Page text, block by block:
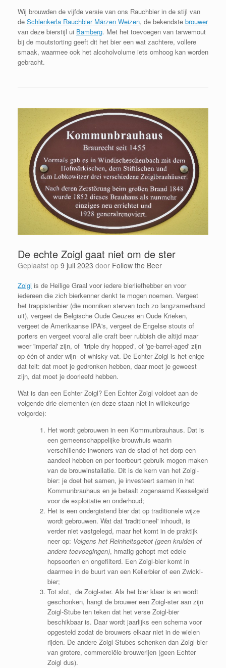
Wij brouwden de vijfde versie van ons Rauchbier in de stijl van
de Schlenkerla Rauchbier Märzen Weizen, de bekendste brouwer
van deze bierstijl ui Bamberg. Met het toevoegen van tarwemout
bij de moutstorting geeft dit het bier een wat zachtere, vollere
smaak, waarmee ook het alcoholvolume iets omhoog kan worden
gebracht.
De echte Zoigl gaat niet om de ster
Geplaatst op 9 juli 2023 door Follow the Beer
Zoigl is de Heilige Graal voor iedere bierliefhebber en voor
iedereen die zich bierkenner denkt te mogen noemen. Vergeet
het trappistenbier (die monniken sterven toch zo langzamerhand
uit), vergeet de Belgische Oude Geuzes en Oude Krieken,
vergeet de Amerikaanse IPA's, vergeet de Engelse stouts of
porters en vergeet vooral alle craft beer rubbish die altijd maar
weer 'imperial' zijn, of 'triple dry hopped', of 'ge-barrel-aged' zijn
op één of ander wijn- of whisky-vat. De Echter Zoigl is het enige
dat telt: dat moet je gedronken hebben, daar moet je geweest
zijn, dat moet je doorleefd hebben.
Wat is dan een Echter Zoigl? Een Echter Zoigl voldoet aan de
volgende drie elementen (en deze staan niet in willekeurige
volgorde):
Het wordt gebrouwen in een Kommunbrauhaus. Dat is
een gemeenschappelijke brouwhuis waarin
verschillende inwoners van de stad of het dorp een
aandeel hebben en per toerbeurt gebruik mogen maken
van de brouwinstallatie. Dit is de kern van het Zoigl-
bier: je doet het samen, je investeert samen in het
Kommunbrauhaus en je betaalt zogenaamd Kesselgeld
voor de exploitatie en onderhoud;
Het is een ondergistend bier dat op traditionele wijze
wordt gebrouwen. Wat dat 'traditioneel' inhoudt, is
verder niet vastgelegd, maar het komt in de praktijk
neer op: Volgens het Reinheitsgebot (geen kruiden of
andere toevoegingen), hmatig gehopt met edele
hopsoorten en ongefilterd. Een Zoigl-bier komt in
daarmee in de buurt van een Kellerbier of een Zwickl-
bier;
Tot slot, de Zoigl-ster. Als het bier klaar is en wordt
geschonken, hangt de brouwer een Zoigl-ster aan zijn
Zoigl-Stube ten teken dat het verse Zoigl-bier
beschikbaar is. Daar wordt jaarlijks een schema voor
opgesteld zodat de brouwers elkaar niet in de wielen
rijden. De andere Zoigl-Stubes schenken dan Zoigl-bier
van grotere, commerciële brouwerijen (geen Echter
Zoigl dus).